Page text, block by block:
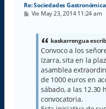
Re: Sociedades
M
Vie May 23, 2014 11:24 am
kaskarrengua
Convoco a los
Izarra, sita en la
asamblea
de 1000 euros en
sábado, a las 12.30
convocatoria.